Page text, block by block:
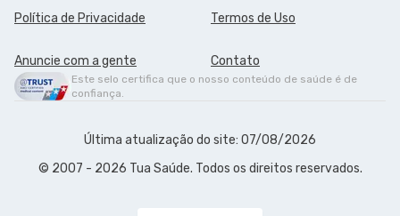
Política de Privacidade Termos de Uso
Anuncie com a gente Contato
Este selo certifica que o nosso conteúdo de saúde é de
confiança.
Última atualização do site: 07/08/2026
© 2007 - 2026 Tua Saúde. Todos os direitos reservados.